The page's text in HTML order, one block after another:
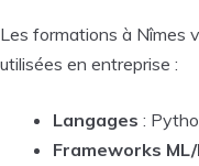
Les formations à Nîmes
utilisées en entreprise :
Langages :
Frameworks